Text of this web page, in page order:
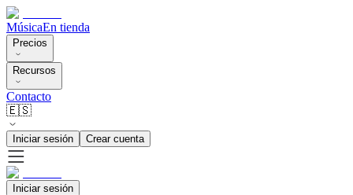
MúsicaEn tienda
Precios
Recursos
Contacto
🇪🇸
Iniciar sesión Crear cuenta
Iniciar sesión